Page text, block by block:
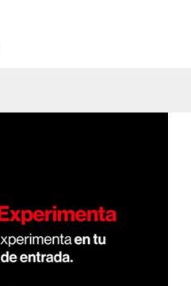
author/redaccion/